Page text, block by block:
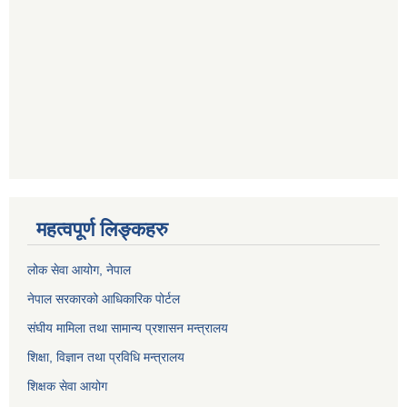
महत्वपूर्ण लिङ्कहरु
लोक सेवा आयोग, नेपाल
नेपाल सरकारको आधिकारिक पोर्टल
संघीय मामिला तथा सामान्य प्रशासन मन्त्रालय
शिक्षा, विज्ञान तथा प्रविधि मन्त्रालय
शिक्षक सेवा आयोग